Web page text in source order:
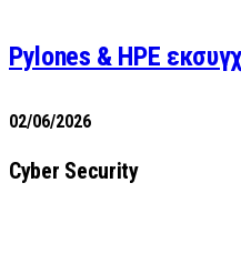
Pylones & HPE
02/06/2026
Cyber Security